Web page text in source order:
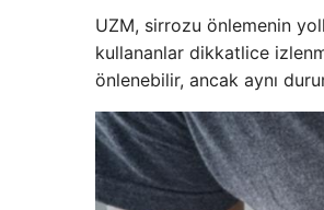
UZM, sirrozu önlemenin
kullananlar dikkatlice
önlenebilir, ancak aynı